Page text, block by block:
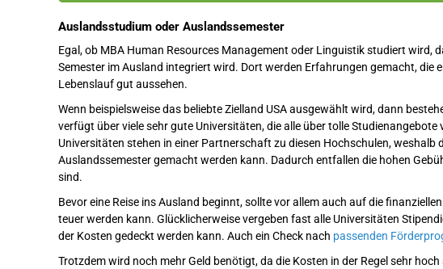
Auslandsstudium oder Auslandssemester
Egal, ob MBA Human Resources Management oder Linguistik studiert wird,
Semester im Ausland integriert wird. Dort werden Erfahrungen gemacht, die
Lebenslauf gut aussehen.
Wenn beispielsweise das beliebte Zielland USA ausgewählt wird, dann
verfügt über viele sehr gute Universitäten, die alle über tolle
Universitäten stehen in einer Partnerschaft zu diesen Hochschulen, weshalb
Auslandssemester gemacht werden kann. Dadurch entfallen die hohen
sind.
Bevor eine Reise ins Ausland beginnt, sollte vor allem auch auf die
teuer werden kann. Glücklicherweise vergeben fast alle Universitäten
der Kosten gedeckt werden kann. Auch ein Check nach passenden
Trotzdem wird noch mehr Geld benötigt, da die Kosten in der Regel sehr